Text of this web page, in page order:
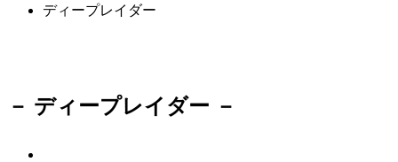
ディープレイダー
－ ディープレイダー －